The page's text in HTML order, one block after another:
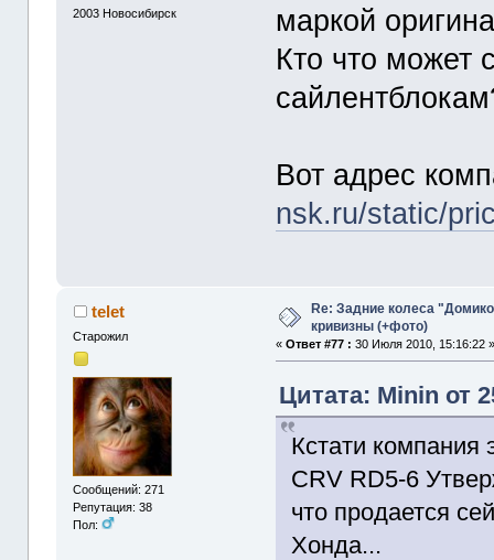
2003 Новосибирск
маркой
Кто что может
Вот адрес
nsk.ru/static/
telet
Старожил
Сообщений: 271
Репутация: 38
Пол:
Re: Задние колеса
кривизны (+фото)
«Ответ #77 : 30 Июля 2010, 15:16:22
Цитата: Minin от
Кстати компания
CRV RD5-6
что продается
Хонда...